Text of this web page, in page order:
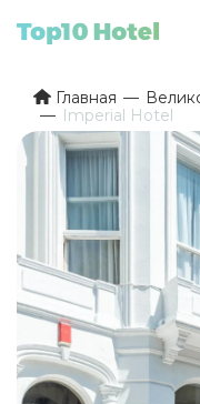
Главная
Imperial Hotel